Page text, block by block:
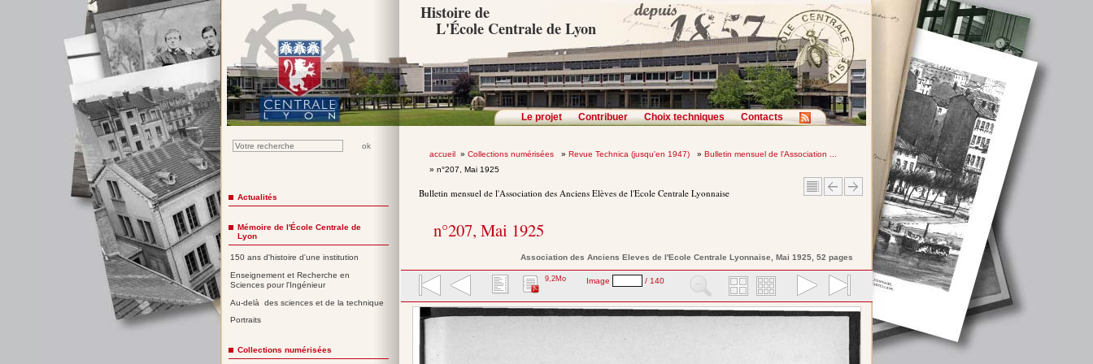
Histoire de
L'École Centrale de Lyon
Le projet Contribuer Choix techniques Contacts
accueil» Collections numérisées » Revue Technica (jusqu'en 1947) » Bulletin mensuel de l'Association ...
» n°207, Mai 1925
Bulletin mensuel de l'Association des Anciens Elèves de l'Ecole Centrale Lyonnaise
n°207, Mai 1925
Association des Anciens Eleves de l'Ecole Centrale Lyonnaise, Mai 1925, 52 pages
9,2Mo Image / 140
Actualités
Mémoire de l'École Centrale de
Lyon
150 ans d'histoire d'une institution
Enseignement et Recherche en
Sciences pour l'Ingénieur
Au-delà des sciences et de la technique
Portraits
Collections numérisées